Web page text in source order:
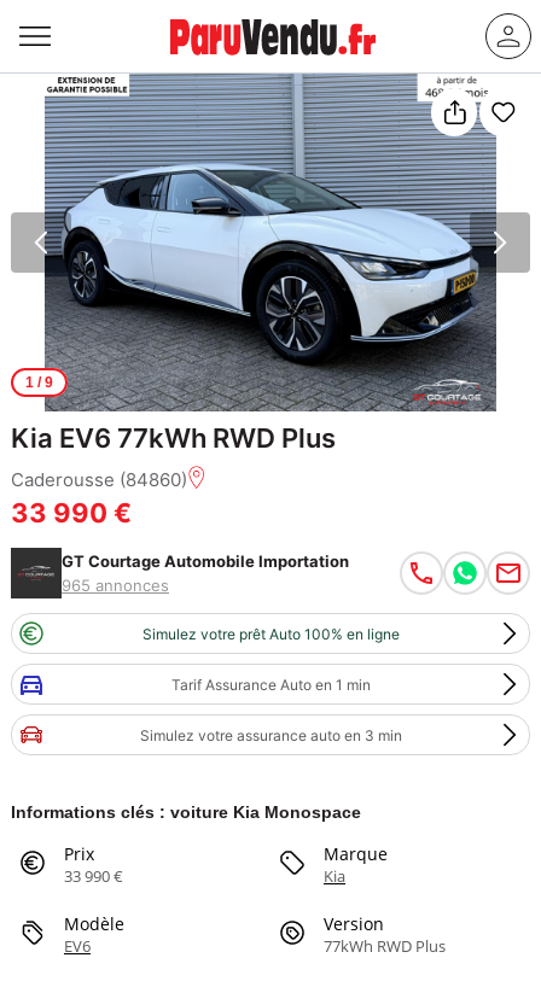
1/ 9
Kia EV6 77kWh RWD Plus
Caderousse (84860)
33 990 €
GT Courtage Automobile Importation
965 annonces
Simulez votre prêt Auto 100% en ligne
Tarif Assurance Auto en 1 min
Simulez votre assurance auto en 3 min
Informations clés : voiture Kia Monospace
Prix
33 990 €
Marque
Kia
Modèle
EV6
Version
77kWh RWD Plus